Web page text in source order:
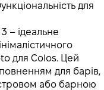
для
– ідеальне
для Colos. Цей
для барів,
або барною